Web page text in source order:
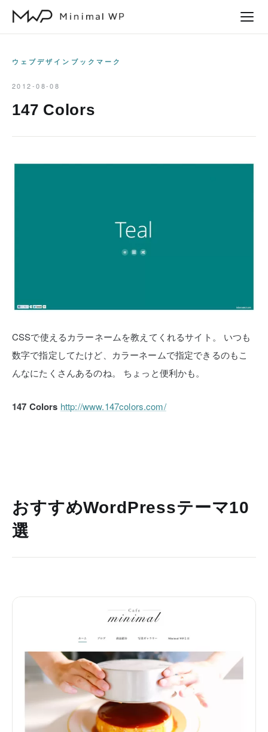
ウェブデザインブックマーク
2012-08-08
147 Colors
CSSで使えるカラーネームを教えてくれるサイト。
いつも
数字で指定してたけど、カラーネームで指定できるのもこ
んなにたくさんあるのね。
ちょっと便利かも。
147 Colors http://www.147colors.com/
おすすめWordPressテーマ10
選